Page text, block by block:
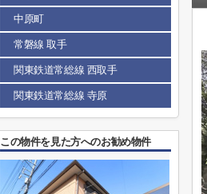
中原町
常磐線 取手
関東鉄道常総線 西取手
関東鉄道常総線 寺原
この物件を見た方へのお勧め物件